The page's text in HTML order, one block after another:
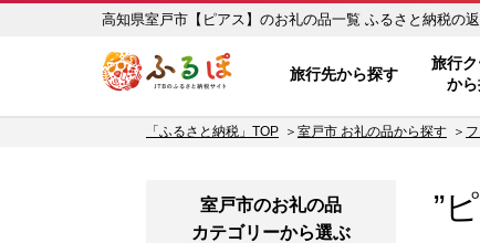
高知県室戸市【ピアス】
旅行先から探す
旅行
か
「ふるさと納税」TOP 室戸市 お礼の品から探す
”
室戸市のお礼の品
カテゴリーから選ぶ